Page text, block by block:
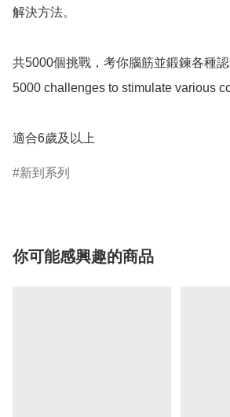
解決方法。
共5000個挑戰，考你腦筋並鍛鍊各種
5000 challenges to stimulate various
適合6歲及以上
新到系列
你可能感興趣的商品